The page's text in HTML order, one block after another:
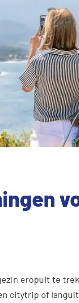
eropuit te
citytrip of